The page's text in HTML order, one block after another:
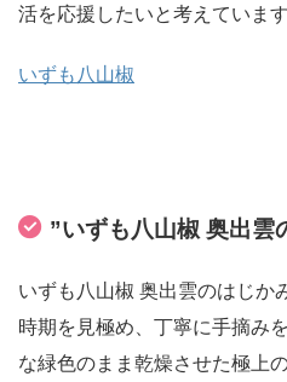
活を応援したいと考えています
いずも八山椒
”いずも八山椒 奥出雲
いずも八山椒 奥出雲のはじか
時期を見極め、丁寧に手摘み
な緑色のまま乾燥させた極上の